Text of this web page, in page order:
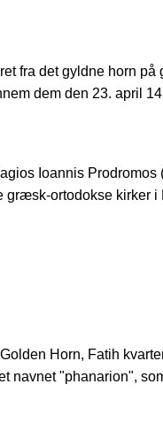
fra det gyldne horn
dem den 23. april
Ioannis
ortodokse kirker i
Golden Horn, Fatih
navnet "phanarion",